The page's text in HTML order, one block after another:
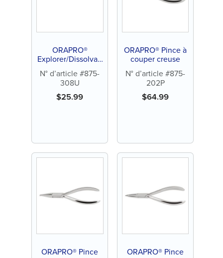
ORAPRO®
Explorer/Dissolvan
t de ligature
élastique
N° d’article #875-
308U
$25.99
ORAPRO® Pince à
couper creuse
N° d’article #875-
202P
$64.99
ORAPRO® Pince
ORAPRO® Pince